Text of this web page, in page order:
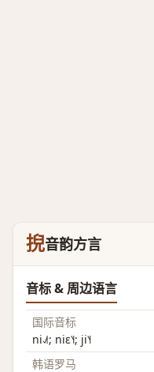
掜音韵方言
音标 & 周边语言
国际音标
ni˨˩˦; niɛ˥˧; ji˥˧
韩语罗马